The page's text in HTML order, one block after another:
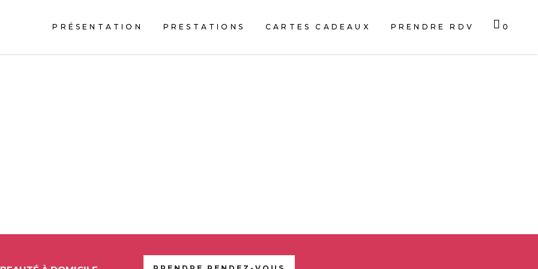
PRÉSENTATION PRESTATIONS CARTES CADEAUX PRENDRE RDV 0